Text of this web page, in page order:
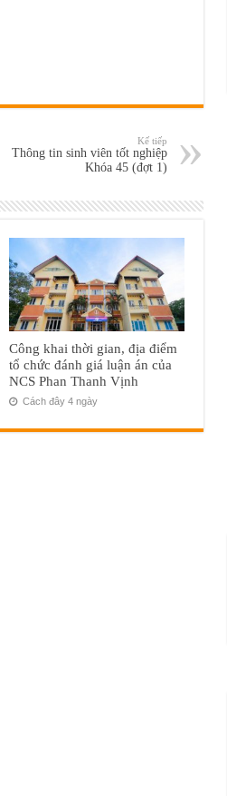
Kế tiếp
Thông tin sinh viên tốt nghiệp
Khóa 45 (đợt 1)
Công khai thời gian, địa điểm
tổ chức đánh giá luận án của
NCS Phan Thanh Vịnh
Cách đây 4 ngày